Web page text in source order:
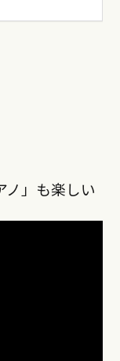
ノ」も楽しい